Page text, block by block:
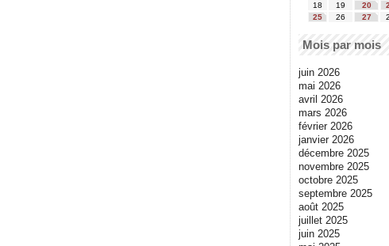
18
19 20
25
26 27
Mois par mois
juin 2026
mai 2026
avril 2026
mars 2026
février 2026
janvier 2026
décembre 2025
novembre 2025
octobre 2025
septembre 2025
août 2025
juillet 2025
juin 2025